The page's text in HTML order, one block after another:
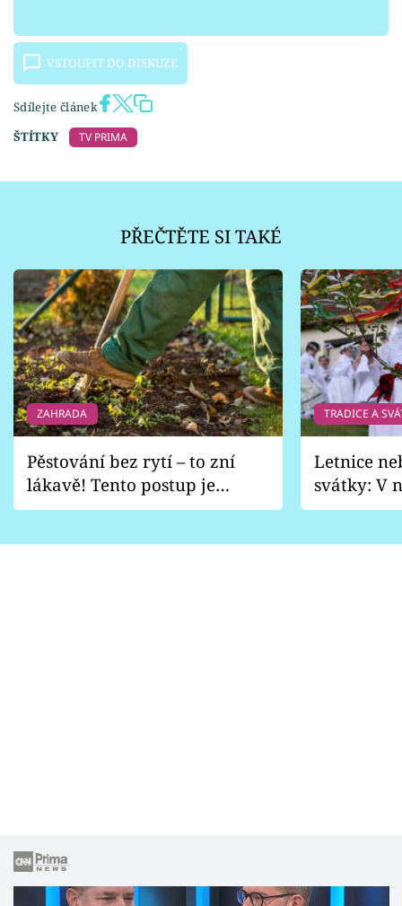
VSTOUPIT DO DISKUZE
Sdílejte článek
ŠTÍTKY
TV PRIMA
PŘEČTĚTE SI TAKÉ
ZAHRADA
Pěstování bez rytí – to zní
lákavě! Tento postup je
vhodný jen pro některé
TRADICE A
Letnice
svátky: V
pondělí